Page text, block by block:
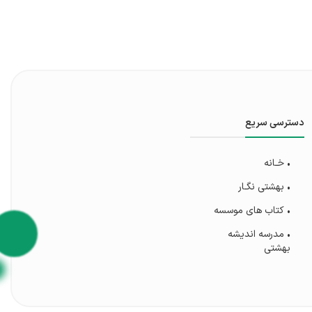
دسترسی سریع
• خـانه
• بهشتی‌ نگـار
• کتاب های موسسه
• مدرسه اندیشه
بهشتی